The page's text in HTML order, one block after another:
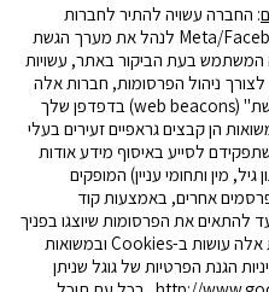
: החברה עשויה להתיר לחברות
Meta/ לנהל את מערך הגשת
בעת הביקור באתר, עשויות
ניהול הפרסומות, חברות אלה
(
web beacons) בדפדפן שלך
הן קבצים גראפיים זעירים בעלי
לסייע באיסוף מידע אודות
מין ותחומי עניין) המופקים
אחרים, באמצעות קוד
להתאים את הפרסומות שיוצגו בפניך
אלה עושות ב-Cookies ובמשואות
הגנת הפרטיות של גוגל שניתן